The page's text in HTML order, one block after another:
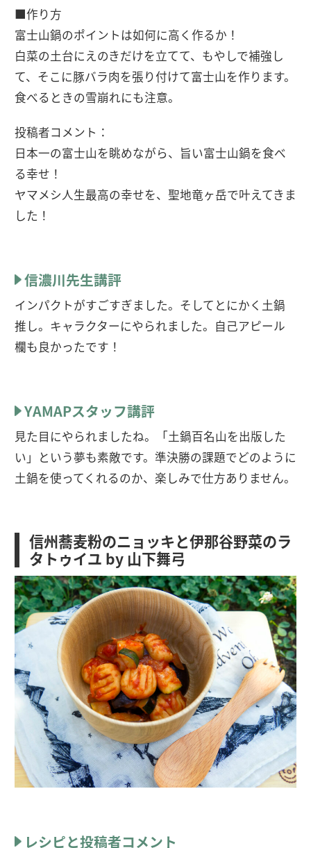
■作り方
富士山鍋のポイントは如何に高く作るか！
白菜の土台にえのきだけを立てて、もやしで補強し
て、そこに豚バラ肉を張り付けて富士山を作ります。
食べるときの雪崩れにも注意。
投稿者コメント：
日本一の富士山を眺めながら、旨い富士山鍋を食べ
る幸せ！
ヤマメシ人生最高の幸せを、聖地竜ヶ岳で叶えてきま
した！
信濃川先生講評
インパクトがすごすぎました。そしてとにかく土鍋
推し。キャラクターにやられました。自己アピール
欄も良かったです！
YAMAPスタッフ講評
見た目にやられましたね。「土鍋百名山を出版した
い」という夢も素敵です。準決勝の課題でどのように
土鍋を使ってくれるのか、楽しみで仕方ありません。
信州蕎麦粉のニョッキと伊那谷野菜のラ
タトゥイユ by 山下舞弓
レシピと投稿者コメント